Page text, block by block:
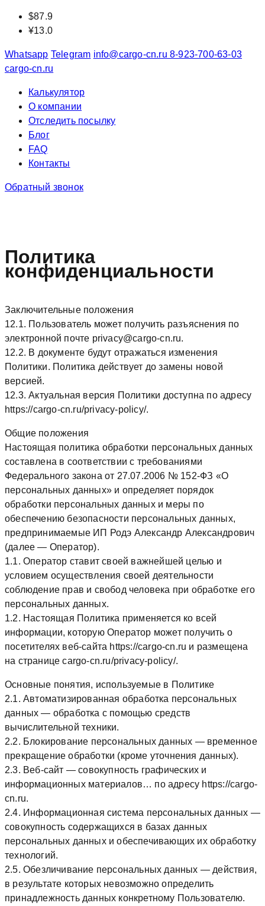
Перейти
$87.9
¥13.0
Whatsapp Telegram info@cargo-cn.ru8-923-700-63-03
cargo-cn.ru
Калькулятор
О компании
Отследить посылку
Блог
FAQ
Контакты
Обратный звонок
Политика
конфиденциальности
Заключительные положения
12.1. Пользователь может получить разъяснения по
электронной почте privacy@cargo-cn.ru.
12.2. В документе будут отражаться изменения
Политики. Политика действует до замены новой
версией.
12.3. Актуальная версия Политики доступна по адресу
https://cargo-cn.ru/privacy-policy/.
Общие положения
Настоящая политика обработки персональных данных
составлена в соответствии с требованиями
Федерального закона от 27.07.2006 № 152-ФЗ «О
персональных данных» и определяет порядок
обработки персональных данных и меры по
обеспечению безопасности персональных данных,
предпринимаемые ИП Родэ Александр Александрович
(далее — Оператор).
1.1. Оператор ставит своей важнейшей целью и
условием осуществления своей деятельности
соблюдение прав и свобод человека при обработке его
персональных данных.
1.2. Настоящая Политика применяется ко всей
информации, которую Оператор может получить о
посетителях веб-сайта https://cargo-cn.ru и размещена
на странице cargo-cn.ru/privacy-policy/.
Основные понятия, используемые в Политике
2.1. Автоматизированная обработка персональных
данных — обработка с помощью средств
вычислительной техники.
2.2. Блокирование персональных данных — временное
прекращение обработки (кроме уточнения данных).
2.3. Веб-сайт — совокупность графических и
информационных материалов… по адресу https://cargo-
cn.ru.
2.4. Информационная система персональных данных —
совокупность содержащихся в базах данных
персональных данных и обеспечивающих их обработку
технологий.
2.5. Обезличивание персональных данных — действия,
в результате которых невозможно определить
принадлежность данных конкретному Пользователю.